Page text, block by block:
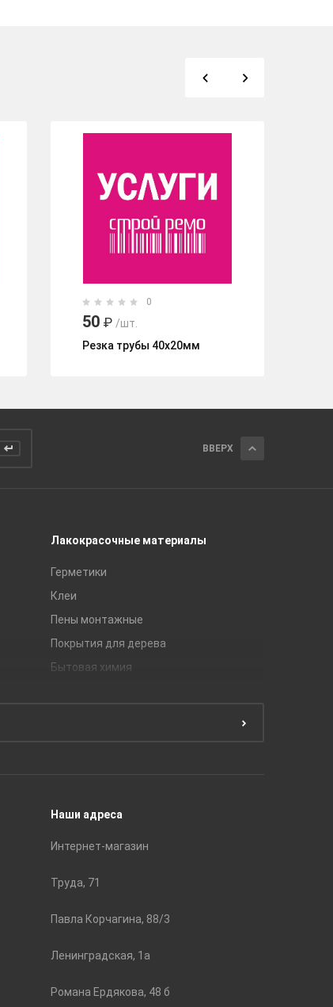
0
50 ₽ /шт.
Резка трубы 40х20мм
ВВЕРХ
Лакокрасочные материалы
Герметики
Клеи
Пены монтажные
Покрытия для дерева
Бытовая химия
Наши адреса
Интернет-магазин
Труда, 71
Павла Корчагина, 88/3
Ленинградская, 1а
Романа Ердякова, 48 б